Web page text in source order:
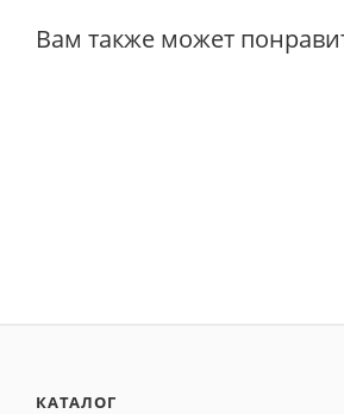
Вам также может
КАТАЛОГ